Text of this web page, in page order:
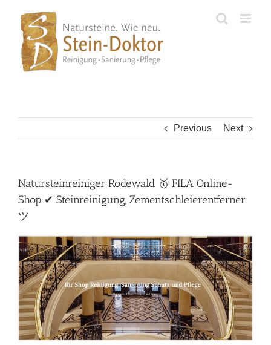
content
Previous Next
Natursteinreiniger Rodewald 🥇 FILA Online-
Shop ✔ Steinreinigung, Zementschleierentferner
ツ